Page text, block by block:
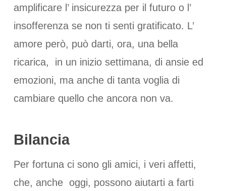
amplificare l’ insicurezza per il futuro o l’
insofferenza se non ti senti gratificato. L’
amore però, può darti, ora, una bella
ricarica, in un inizio settimana, di ansie ed
emozioni, ma anche di tanta voglia di
cambiare quello che ancora non va.
Bilancia
Per fortuna ci sono gli amici, i veri affetti,
che, anche oggi, possono aiutarti a farti